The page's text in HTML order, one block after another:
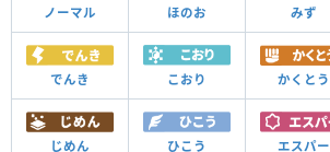
ノーマル ほのお みず
でんき こおり かくとう
じめん ひこう エスパー